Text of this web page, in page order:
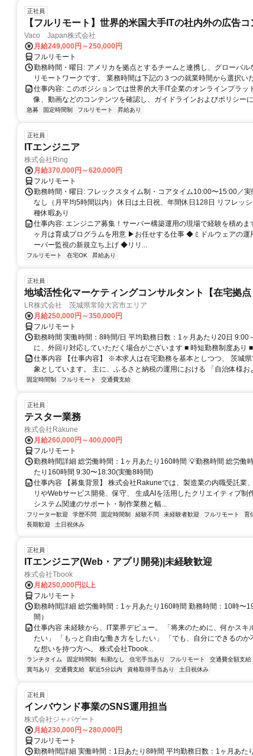
正社員
【フルリモート】世界的米国大手ITの社内外の広告
Vaco Japan株式会社
月給249,000円～250,000円
フルリモート
勤務時間・曜日: アメリカを拠点とするチームと連携し、グローバ
リモートワークです。 業務時間は下記の３つの就業時間から選択い
仕事内容: このポジションでは世界的大手IT企業のオンラインプラ
像、動画などのコンテンツを確認し、ガイドラインおよびポリシー
急募 固定時間制 フルリモート 昇給あり
正社員
ITエンジニア
株式会社Ring
月給370,000円～620,000円
フルリモート
勤務時間・曜日: フレックスタイム制・コアタイム10:00〜15:00／
なし（月平均5時間以内） 休日は土日祝、年間休日128日 リフレッ
種休暇あり
仕事内容: エンジニア募集！サーバー構築運用の現場で経験を積めま
ヶ月は育成プログラムを用意 ▶お任せする仕事 ◆ミドルウェアの
ーバー監視の新規立ち上げ ◆リリ...
フルリモート 在宅OK 昇給あり
正社員
地域活性化マーケティングコンサルタント【在宅拠点
LR株式会社 茨城県常陸大宮市エリア
月給250,000円～350,000円
フルリモート
勤務時間 実働時間：8時間/日 平均勤務日数：1ヶ月あたり20日
に、外回り対応していただく場合がございます ■ 時短勤務制度あり
仕事内容 【仕事内容】 ※本求人は在宅勤務を基本としつつ、 茨城
象としています。 主に、ふるさと納税の運用における 「自治体様
固定時間制 フルリモート 交通費支給
正社員
テスター業務
株式会社Rakune
月給260,000円～400,000円
フルリモート
勤務時間詳細 総労働時間：1ヶ月あたり160時間 💡勤務時間 総労働
たり160時間 9:30〜18:30(実働8時間)
仕事内容 【募集背景】 株式会社Rakuneでは、製造業の内職受託業
リやWebサービス開発、保守、 生成AIを活用したクリエイティブ制
システム関連のサポート・制作業務と幅...
フリーター歓迎 学歴不問 固定時間制 経験不問 未経験者歓迎 フルリモート
育
長期歓迎
土日祝休み
正社員
ITエンジニア(Web・アプリ開発)|未経験歓迎
株式会社Tbook
月給250,000円以上
フルリモート
勤務時間詳細 総労働時間：1ヶ月あたり160時間 勤務時間：10時〜
間）
仕事内容 未経験から、IT業界デビュー。 「将来のために、何かスキ
たい」 「もっと自由な働き方をしたい」 「でも、自分にできるの
な想いを持つ方へ。 株式会社Tbook...
ランチタイム 固定時間制 転勤なし 住宅手当あり フルリモート 交通費全額支給
賞与あり
交通費支給 駅近5分以内 資格取得手当あり 土日祝休み
正社員
インバウンド事業のSNS運用担当
株式会社ジャパゲート
月給230,000円～280,000円
フルリモート
勤務時間詳細 実働時間：1日あたり8時間 平均勤務日数：1ヶ月あた